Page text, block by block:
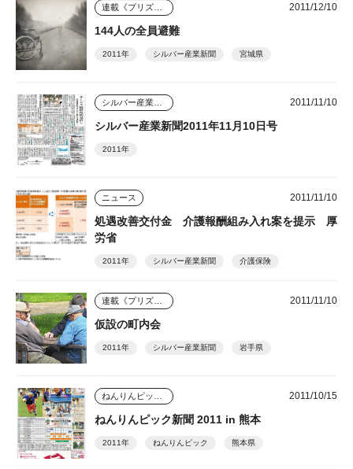
2011/12/10
144人の全員避難
2011年 シルバー産業新聞 宮城県
2011/11/10
シルバー産業新聞2011年11月10日号
2011年
ニュース 2011/11/10
処遇改善交付金 介護報酬組み入れ案を提示 厚
労省
2011年 シルバー産業新聞 介護保険
2011/11/10
仮設の町内会
2011年 シルバー産業新聞 岩手県
2011/10/15
ねんりんピック新聞 2011 in 熊本
2011年 ねんりんピック 熊本県